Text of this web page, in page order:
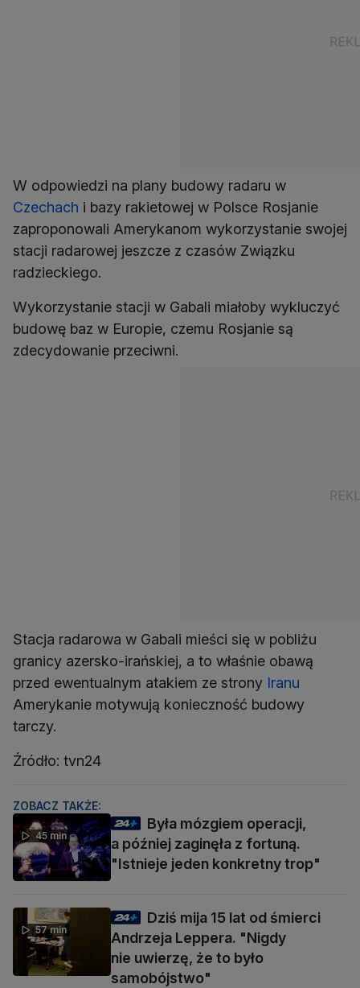
W odpowiedzi na plany budowy radaru w
Czechach i bazy rakietowej w Polsce Rosjanie
zaproponowali Amerykanom wykorzystanie swojej
stacji radarowej jeszcze z czasów Związku
radzieckiego.
Wykorzystanie stacji w Gabali miałoby wykluczyć
budowę baz w Europie, czemu Rosjanie są
zdecydowanie przeciwni.
Stacja radarowa w Gabali mieści się w pobliżu
granicy azersko-irańskiej, a to właśnie obawą
przed ewentualnym atakiem ze strony Iranu
Amerykanie motywują konieczność budowy
tarczy.
Źródło: tvn24
ZOBACZ TAKŻE:
45 min
Była mózgiem operacji,
a później zaginęła z fortuną.
"Istnieje jeden konkretny trop"
57 min
Dziś mija 15 lat od śmierci
Andrzeja Leppera. "Nigdy
nie uwierzę, że to było
samobójstwo"